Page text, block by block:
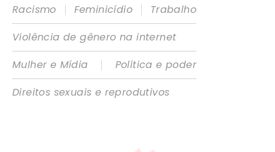
Racismo
| Feminicídio |
Trabalho
Violência de gênero na internet
Mulher e Mídia
|
Política e poder
Direitos sexuais e reprodutivos